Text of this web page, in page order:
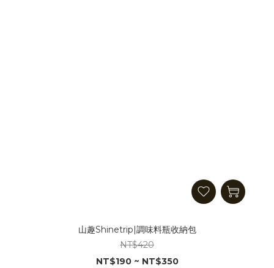
山趣Shinetrip|調味料瓶收納包
NT$420
NT$190 ~ NT$350